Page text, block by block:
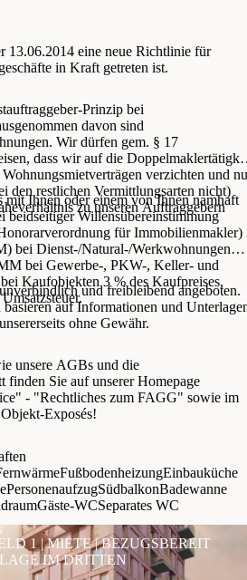
13.06.2014 eine neue Richtlinie für
in Kraft getreten ist.
Prinzip bei
davon sind
Wir dürfen gem. § 17
dass wir auf die
verzichten und
den restlichen Vermittlungsarten nicht)
zu unseren Auftraggebern
mit Ihnen oder einem von Ihnen namhaft
beidseitiger Willensübereinstimmung
für Immobilienmakler)
bei Dienst-/Natural-/Werkwohnungen
bei Gewerbe-, PKW-, Keller- und
Kaufobjekten 3 % des Kaufpreises,
und freibleibend angeboten.
auf Informationen und
ohne Gewähr.
unsere AGBs und die
finden Sie auf unserer Homepage
- "Rechtliches zum FAGG" sowie im
Exposés!
FußbodenheizungEinbauküche
PersonenaufzugSüdbalkonBadewanne
Gäste-WCSeparates WC
1 | MIETE | BEZUGSBEREIT
IM DRITTEN